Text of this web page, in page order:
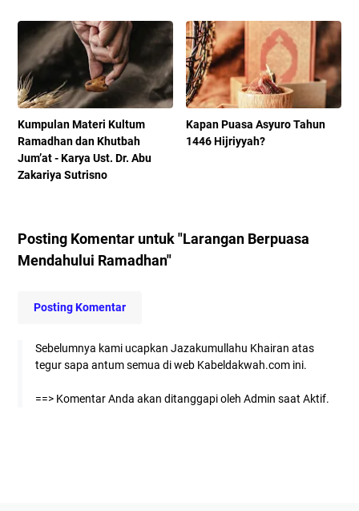
Kumpulan Materi Kultum
Ramadhan dan Khutbah
Jum’at - Karya Ust. Dr. Abu
Zakariya Sutrisno
Kapan Puasa Asyuro Tahun
1446 Hijriyyah?
Posting Komentar untuk "Larangan Berpuasa
Mendahului Ramadhan"
Posting Komentar
Sebelumnya kami ucapkan Jazakumullahu Khairan atas
tegur sapa antum semua di web Kabeldakwah.com ini.
==> Komentar Anda akan ditanggapi oleh Admin saat Aktif.